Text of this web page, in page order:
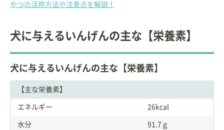
やつの活用方法や注意点を解説！
犬に与えるいんげんの主な【栄養素】
犬に与えるいんげんの主な【栄養素】
【主な栄養素】
エネルギー 26kcal
水分 91.7ｇ